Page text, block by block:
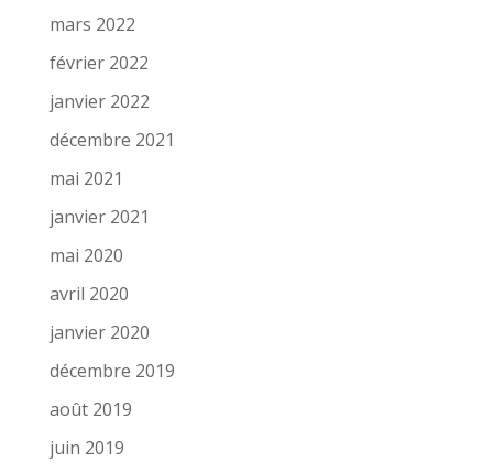
mars 2022
février 2022
janvier 2022
décembre 2021
mai 2021
janvier 2021
mai 2020
avril 2020
janvier 2020
décembre 2019
août 2019
juin 2019